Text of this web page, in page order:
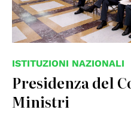
ISTITUZIONI NAZIONALI
Presidenza del
Ministri